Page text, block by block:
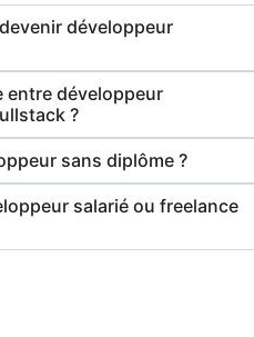
développeur
entre développeur
?
sans diplôme ?
salarié ou freelance